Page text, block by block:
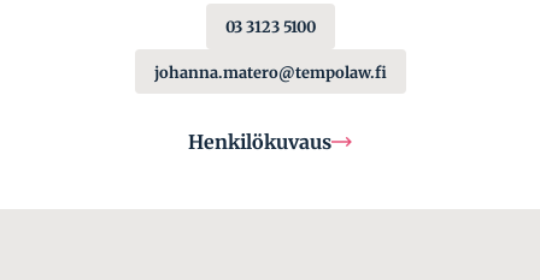
03 3123 5100
johanna.matero@tempolaw.fi
Henkilökuvaus